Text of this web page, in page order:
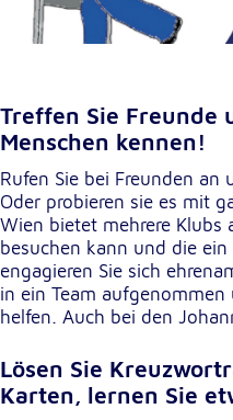
Treffen Sie Freunde
Menschen kennen!
Rufen Sie bei Freunden an
Oder probieren sie es mit
Wien bietet mehrere Klubs
besuchen kann und die
engagieren Sie sich
in ein Team
helfen. Auch bei den
Lösen Sie
Karten, lernen Sie